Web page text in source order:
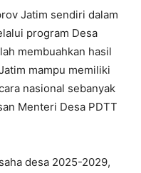
Jatim sendiri dalam
program Desa
membuahkan hasil
mampu memiliki
nasional sebanyak
Menteri Desa PDTT
desa 2025-2029,